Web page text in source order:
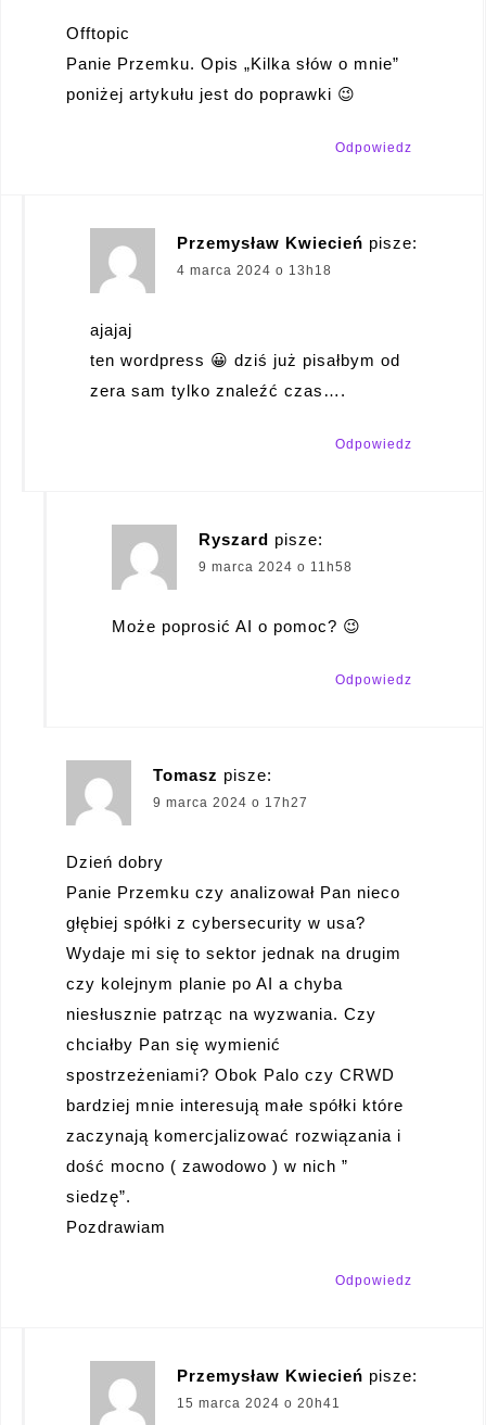
Offtopic
Panie Przemku. Opis „Kilka słów o mnie”
poniżej artykułu jest do poprawki 😉
Odpowiedz
Przemysław Kwiecień pisze:
4 marca 2024 o 13h18
ajajaj
ten wordpress 😀 dziś już pisałbym od
zera sam tylko znaleźć czas….
Odpowiedz
Ryszard pisze:
9 marca 2024 o 11h58
Może poprosić AI o pomoc? 😉
Odpowiedz
Tomasz pisze:
9 marca 2024 o 17h27
Dzień dobry
Panie Przemku czy analizował Pan nieco
głębiej spółki z cybersecurity w usa?
Wydaje mi się to sektor jednak na drugim
czy kolejnym planie po AI a chyba
niesłusznie patrząc na wyzwania. Czy
chciałby Pan się wymienić
spostrzeżeniami? Obok Palo czy CRWD
bardziej mnie interesują małe spółki które
zaczynają komercjalizować rozwiązania i
dość mocno ( zawodowo ) w nich ”
siedzę”.
Pozdrawiam
Odpowiedz
Przemysław Kwiecień pisze:
15 marca 2024 o 20h41